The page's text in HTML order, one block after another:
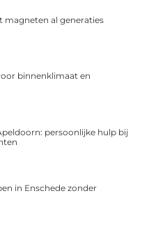
magneten al generaties
binnenklimaat en
persoonlijke hulp bij
in Enschede zonder